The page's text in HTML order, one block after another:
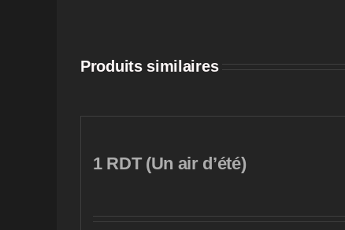
Produits similaires
1 RDT (Un air d’été)